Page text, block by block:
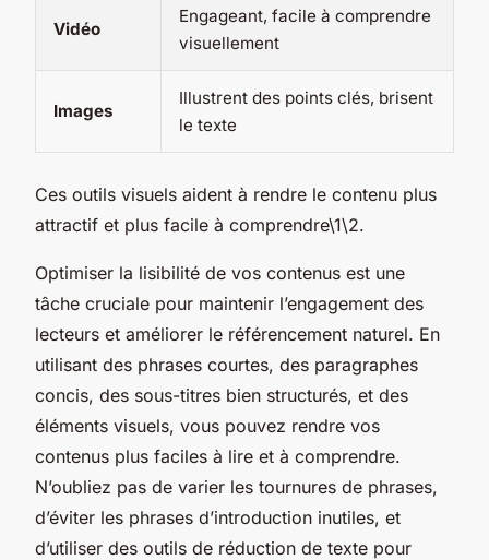
Vidéo
Engageant, facile à comprendre
visuellement
Images
Illustrent des points clés, brisent
le texte
Ces outils visuels aident à rendre le contenu plus
attractif et plus facile à comprendre\1\2.
Optimiser la lisibilité de vos contenus est une
tâche cruciale pour maintenir l’engagement des
lecteurs et améliorer le référencement naturel. En
utilisant des phrases courtes, des paragraphes
concis, des sous-titres bien structurés, et des
éléments visuels, vous pouvez rendre vos
contenus plus faciles à lire et à comprendre.
N’oubliez pas de varier les tournures de phrases,
d’éviter les phrases d’introduction inutiles, et
d’utiliser des outils de réduction de texte pour